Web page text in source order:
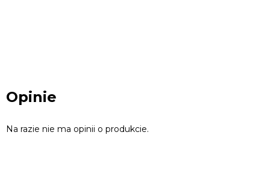
Opinie
Na razie nie ma opinii o produkcie.